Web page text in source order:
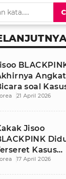
Angkat
soal
21 April 2026
Jisoo
Kasus
17 April 2026